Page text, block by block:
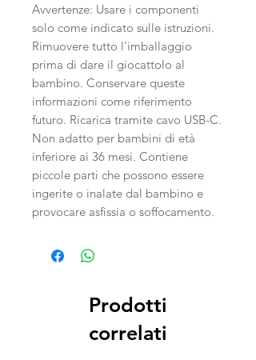
Avvertenze: Usare i componenti
solo come indicato sulle istruzioni.
Rimuovere tutto l'imballaggio
prima di dare il giocattolo al
bambino. Conservare queste
informazioni come riferimento
futuro. Ricarica tramite cavo USB-C.
Non adatto per bambini di età
inferiore ai 36 mesi. Contiene
piccole parti che possono essere
ingerite o inalate dal bambino e
provocare asfissia o soffocamento.
Prodotti
correlati